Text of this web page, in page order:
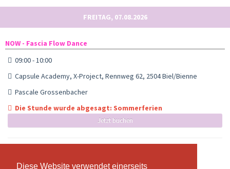
Diese Website verwendet einerseits
Diese Website verwendet einerseits
FREITAG, 07.08.2026
NOW - Fascia Flow Dance
09:00 - 10:00
Capsule Academy, X-Project, Rennweg 62, 2504 Biel/Bienne
Pascale Grossenbacher
Die Stunde wurde abgesagt: Sommerferien
Jetzt buchen
NOW - Pilatesflows 60+